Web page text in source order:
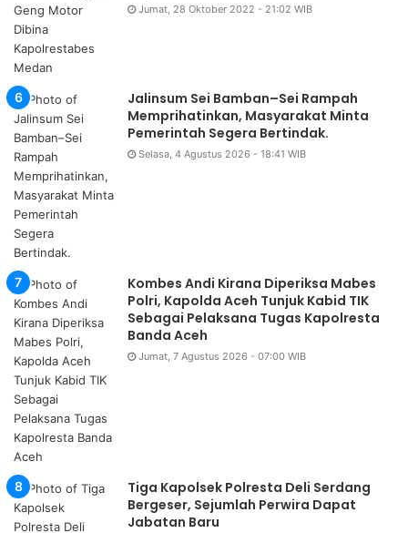
Jumat, 28 Oktober 2022 - 21:02 WIB
Jalinsum Sei Bamban–Sei Rampah
Memprihatinkan, Masyarakat Minta
Pemerintah Segera Bertindak.
Selasa, 4 Agustus 2026 - 18:41 WIB
Kombes Andi Kirana Diperiksa Mabes
Polri, Kapolda Aceh Tunjuk Kabid TIK
Sebagai Pelaksana Tugas Kapolresta
Banda Aceh
Jumat, 7 Agustus 2026 - 07:00 WIB
Tiga Kapolsek Polresta Deli Serdang
Bergeser, Sejumlah Perwira Dapat
Jabatan Baru